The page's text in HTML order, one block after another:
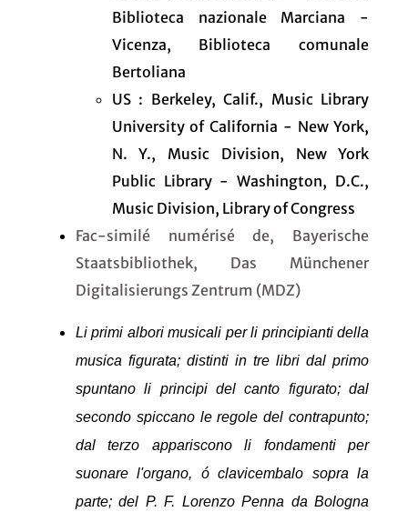
Biblioteca nazionale Marciana -
Vicenza, Biblioteca comunale
Bertoliana
US : Berkeley, Calif., Music Library
University of California - New York,
N. Y., Music Division, New York
Public Library - Washington, D.C.,
Music Division, Library of Congress
Fac-similé numérisé de, Bayerische
Staatsbibliothek, Das Münchener
Digitalisierungs Zentrum (MDZ)
Li primi albori musicali per li principianti della
musica figurata; distinti in tre libri dal primo
spuntano li principi del canto figurato; dal
secondo spiccano le regole del contrapunto;
dal terzo appariscono li fondamenti per
suonare l'organo, ó clavicembalo sopra la
parte; del P. F. Lorenzo Penna da Bologna